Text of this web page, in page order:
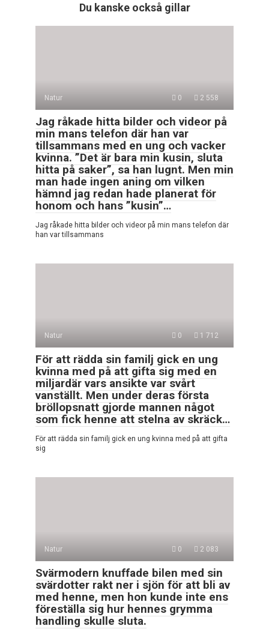
Du kanske också gillar
Natur 0 2 558
Jag råkade hitta bilder och videor på
min mans telefon där han var
tillsammans med en ung och vacker
kvinna. ”Det är bara min kusin, sluta
hitta på saker”, sa han lugnt. Men min
man hade ingen aning om vilken
hämnd jag redan hade planerat för
honom och hans ”kusin”…
Jag råkade hitta bilder och videor på min mans telefon där
han var tillsammans
Natur 0 1 712
För att rädda sin familj gick en ung
kvinna med på att gifta sig med en
miljardär vars ansikte var svårt
vanställt. Men under deras första
bröllopsnatt gjorde mannen något
som fick henne att stelna av skräck…
För att rädda sin familj gick en ung kvinna med på att gifta
sig
Natur 0 2 083
Svärmodern knuffade bilen med sin
svärdotter rakt ner i sjön för att bli av
med henne, men hon kunde inte ens
föreställa sig hur hennes grymma
handling skulle sluta.